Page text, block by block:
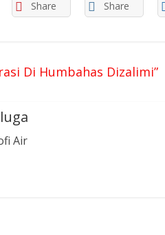
Share Share
Di Humbahas Dizalimi”
Air